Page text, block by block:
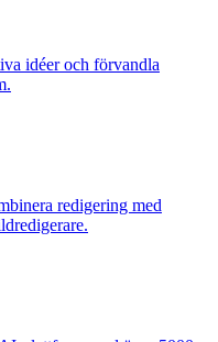
idéer och förvandla
redigering med